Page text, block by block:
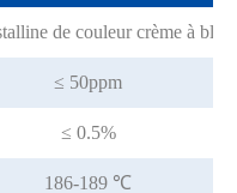
de couleur crème à
≤ 50ppm
≤ 0.5%
186-189 ℃